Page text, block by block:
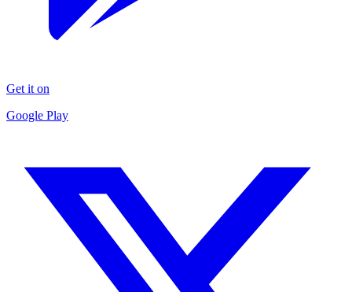
Get it on
Google Play